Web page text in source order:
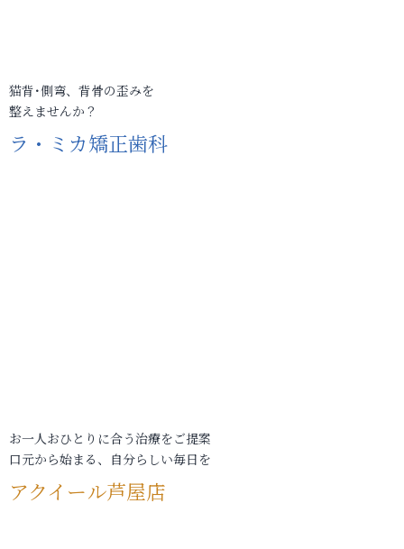
猫背･側弯、背骨の歪みを
整えませんか？
ラ・ミカ矯正歯科
お一人おひとりに合う治療をご提案
口元から始まる、自分らしい毎日を
アクイール芦屋店